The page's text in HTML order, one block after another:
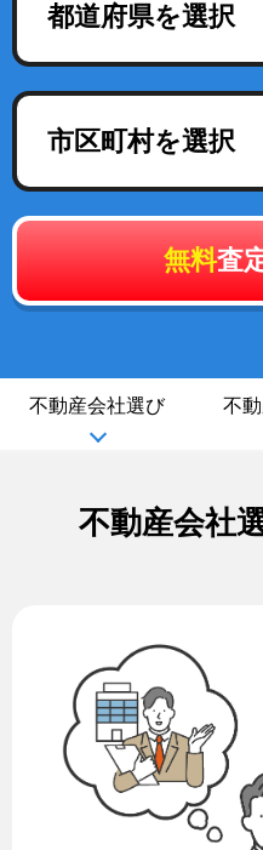
都道府県を選択
市区町村を選択
無料査
不動産会社選び 不
不動産会社